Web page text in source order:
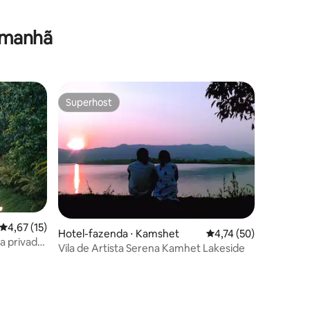
4,67 de uma avaliação média de 5, 15 avaliações
4,67 (15)
privada
Superhost
Superhost
Hotel-fazenda ⋅ Kamshet 4,74 de uma
4,74 (50)
Vila de Artista Serena Kamhet Lakeside